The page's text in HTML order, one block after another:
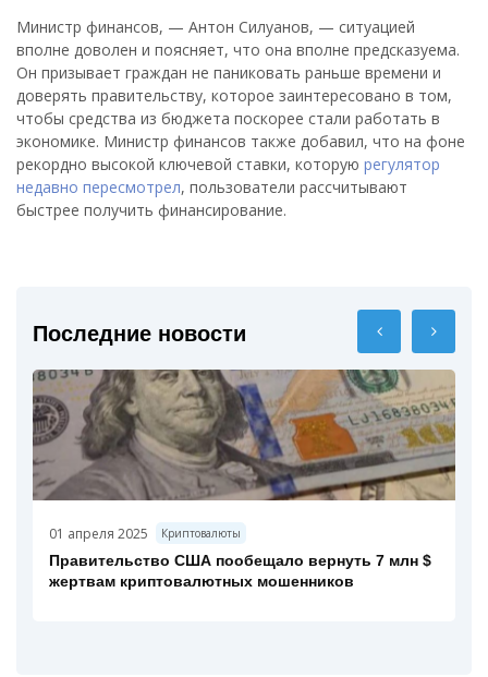
Министр финансов, — Антон Силуанов, — ситуацией
вполне доволен и поясняет, что она вполне предсказуема.
Он призывает граждан не паниковать раньше времени и
доверять правительству, которое заинтересовано в том,
чтобы средства из бюджета поскорее стали работать в
экономике. Министр финансов также добавил, что на фоне
рекордно высокой ключевой ставки, которую регулятор
недавно пересмотрел, пользователи рассчитывают
быстрее получить финансирование.
Последние новости
01 апреля 2025 Криптовалюты
Правительство США пообещало вернуть 7 млн $
жертвам криптовалютных мошенников